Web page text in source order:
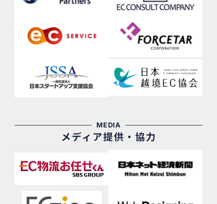
MEDIA
メディア提供・協力